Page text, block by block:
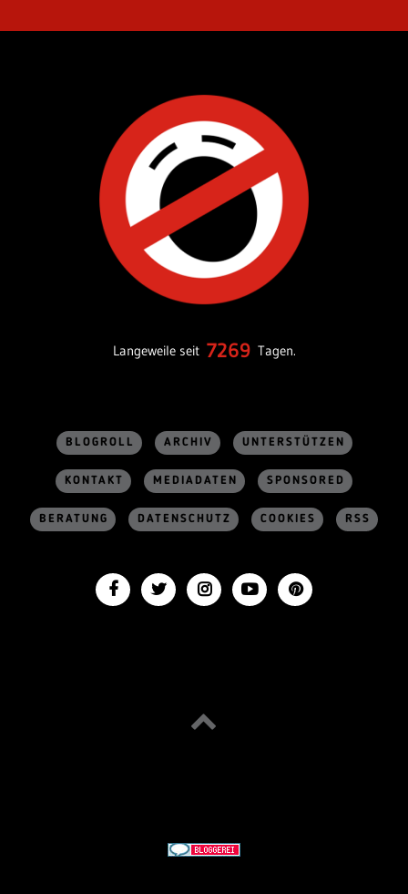
Langeweile seit 7269 Tagen.
BLOGROLL ARCHIV UNTERSTÜTZEN
KONTAKT MEDIADATEN SPONSORED
BERATUNG DATENSCHUTZ COOKIES RSS